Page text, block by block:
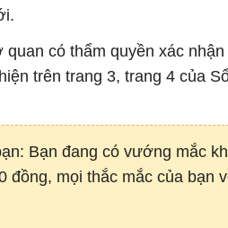
có thẩm quyền xác
trên trang 3, trang 4 của
Bạn đang có vướng mắc
đồng, mọi thắc mắc của bạn